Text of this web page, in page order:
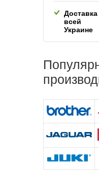
всей
Украине